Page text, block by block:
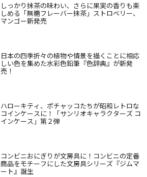
しっかり抹茶の味わい、さらに果実の香りも楽
しめる「無糖フレーバー抹茶」ストロベリー、
マンゴー新発売
日本の四季折々の植物や情景を描くことに相応
しい色を集めた水彩色鉛筆『色辞典』が新発
売！
ハローキティ、ポチャッコたちが昭和レトロな
コインケースに！「サンリオキャラクターズ コ
インケース」第２弾
コンビニおにぎりが文房具に！コンビニの定番
商品をモチーフにした文房具シリーズ『ジムマ
ート』誕生